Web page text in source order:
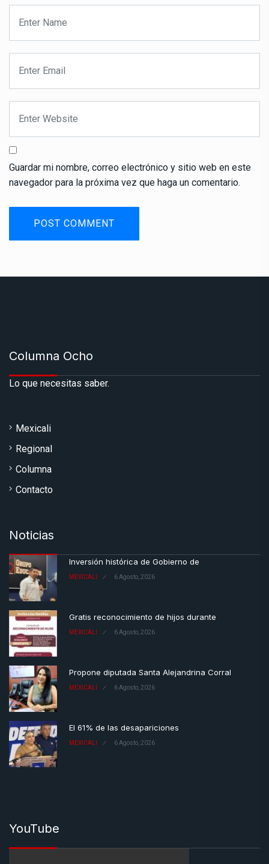
Guardar mi nombre, correo electrónico y sitio web en este
navegador para la próxima vez que haga un comentario.
Columna Ocho
Lo que necesitas saber.
Mexicali
Regional
Columna
Contacto
Noticias
Inversión histórica de Gobierno de
MEXICALI 6 Agosto, 2026
Gratis reconocimiento de hijos durante
MEXICALI 6 Agosto, 2026
Propone diputada Santa Alejandrina Corral
MEXICALI 6 Agosto, 2026
El 61% de las desapariciones
MEXICALI 6 Agosto, 2026
YouTube